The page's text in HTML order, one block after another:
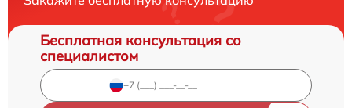
Бесплатная консультация со
специалистом